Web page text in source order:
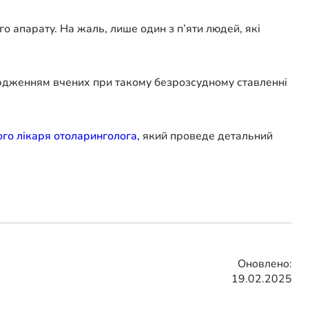
апарату. На жаль, лише один з п’яти людей, які
вчених при такому безрозсудному ставленні
лікаря отоларинголога, який проведе детальний
Оновлено:
19.02.2025